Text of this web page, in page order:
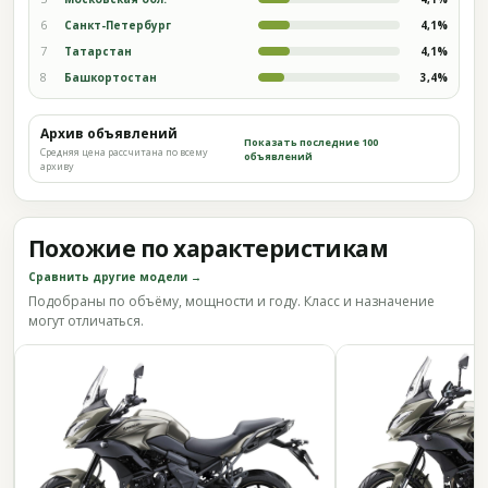
6 Санкт-Петербург 4,1%
7 Татарстан 4,1%
8 Башкортостан 3,4%
Архив объявлений
Средняя цена рассчитана по всему
архиву
Показать последние 100
объявлений
Похожие по характеристикам
Сравнить другие модели →
Подобраны по объёму, мощности и году. Класс и назначение
могут отличаться.